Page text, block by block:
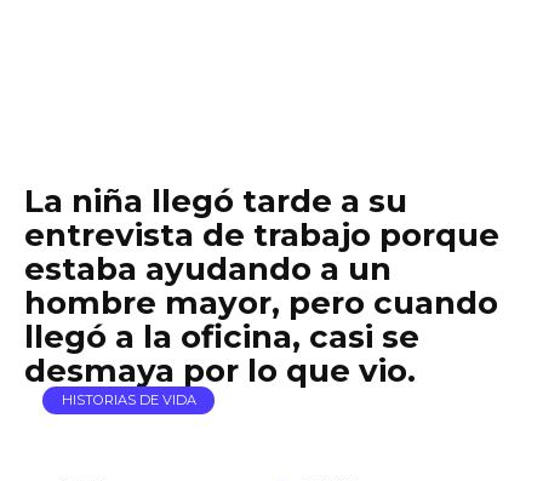
La niña llegó tarde a su
entrevista de trabajo porque
estaba ayudando a un
hombre mayor, pero cuando
llegó a la oficina, casi se
desmaya por lo que vio.
HISTORIAS DE VIDA